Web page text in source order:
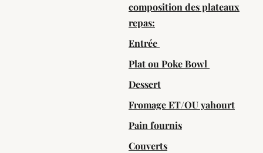
composition des plateaux
repas:
Entrée
Plat ou Poke Bowl
Dessert
Fromage ET/OU yahourt
Pain fournis
Couverts